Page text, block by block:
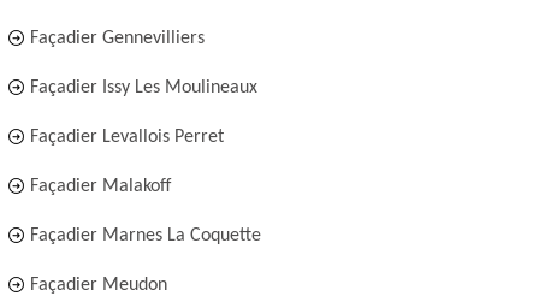
Façadier Gennevilliers
Façadier Issy Les Moulineaux
Façadier Levallois Perret
Façadier Malakoff
Façadier Marnes La Coquette
Façadier Meudon